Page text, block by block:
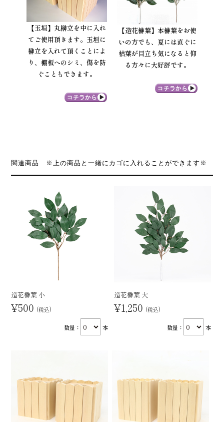
【玉垣】 丸榊立を中に入れ
てご使用頂きます。 玉垣に
榊立を入れて頂くことによ
り、棚板へのシミ、傷を防
ぐこともできます。
【造花榊葉】 本榊葉をお使
いの方でも、夏には直ぐに
枯葉が目立ち気になると仰
る方々に大好評です。
関連商品 ※上の商品と一緒にカゴに入れることができます※
造花榊葉 小
¥500 (税込)
数量： 本
造花榊葉 大
¥1,250 (税込)
数量： 本